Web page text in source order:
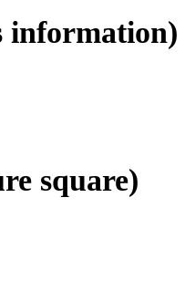
information)
square)